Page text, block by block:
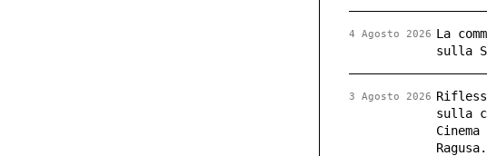
La
sulla
4 Agosto 2026
sulla
Ragusa.
3 Agosto 2026